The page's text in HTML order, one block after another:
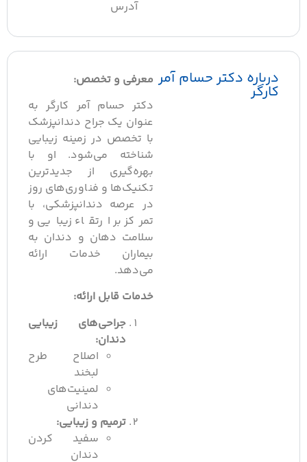
درباره دکتر حسام آمر معرفی و تخصص:
دکتر حسام آمر کارگر به
عنوان یک جراح دندانپزشک
با تخصص در زمینه زیبایی
شناخته می‌شود. او با
بهره‌گیری از جدیدترین
تکنیک‌ها و فناوری‌های روز
در عرصه دندانپزشکی، با
تمرکز بر ارتقاء زیبایی و
سلامت دهان و دندان به
بیماران خدمات ارائه
می‌دهد.
خدمات قابل ارائه:
جراحی‌های زیبایی
دندان:
اصلاح طرح
لمینیت‌های
دندانی
ترمیم و زیبایی:
سفید کردن